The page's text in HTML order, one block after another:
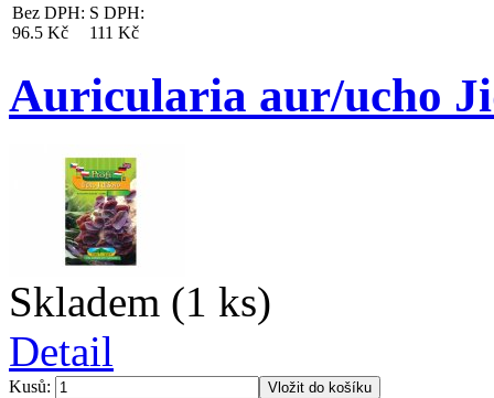
Bez DPH:
96.5 Kč
S DPH:
111 Kč
Auricularia aur/ucho
Skladem (1 ks)
Detail
Kusů: